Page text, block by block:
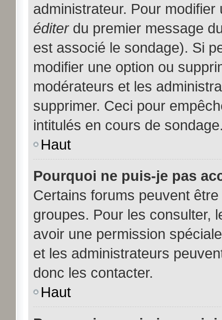
administrateur. Pour
éditerdu premier message
est associé le sondage). Si
modifier une option ou
modérateurs et les
supprimer. Ceci pour
intitulés en cours de
Haut
Pourquoi ne puis-je pas
Certains forums peuvent
groupes. Pour les consulter,
avoir une permission
et les administrateurs
donc les contacter.
Haut